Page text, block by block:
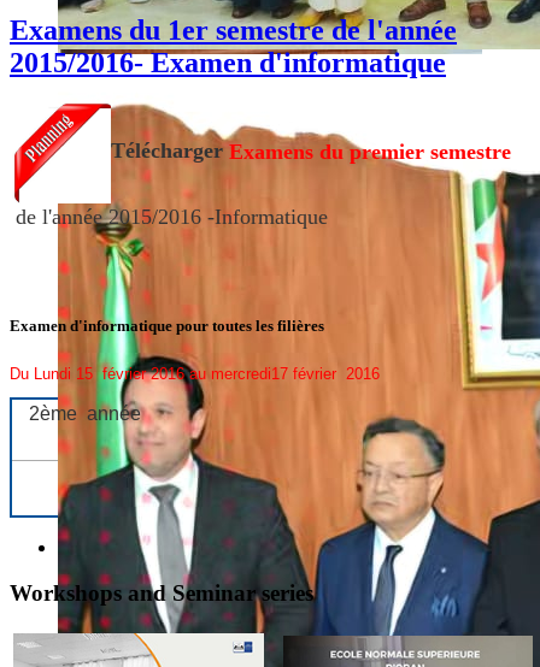
Examens du 1er semestre de l'année
2015/2016- Examen d'informatique
TéléchargerExamens du premier semestre
de l'année 2015/2016 -Informatique
Examen d'informatique pour toutes les filières
Du Lundi 15 février2016 au mercredi17 février 2016
2ème année
Workshops and Seminar series